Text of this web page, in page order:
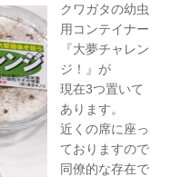
クワガタの幼虫
用コンテイナー
『大夢チャレン
ジ！』が
現在3つ置いて
あります。
近くの席に座っ
ておりますので
同僚的な存在で